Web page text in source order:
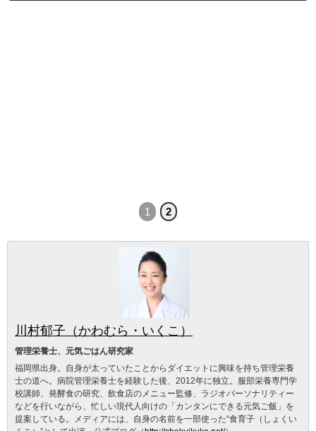
1 2
川村郁子（かわむら・いくこ）
管理栄養士、元気ごはん研究家
福岡県出身。自身が太っていたことからダイエットに興味を持ち管理栄養
士の道へ。病院管理栄養士を経験した後、2012年に独立。服部栄養専門学
校講師、発酵食の研究、飲食店のメニュー監修、ラジオパーソナリティー
などを行いながら、忙しい現代人向けの「カンタンにできる元気ご飯」を
提案している。メディアには、自身の名前を一部使った“食育子（しょくい